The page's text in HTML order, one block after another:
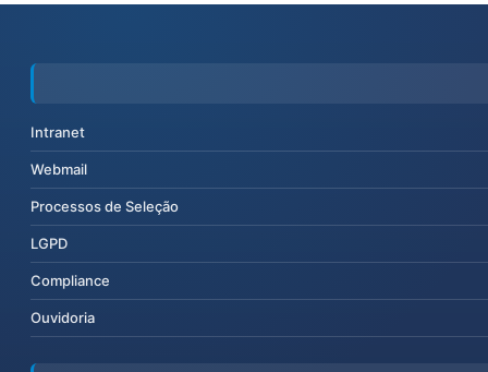
Intranet
Webmail
Processos de Seleção
LGPD
Compliance
Ouvidoria